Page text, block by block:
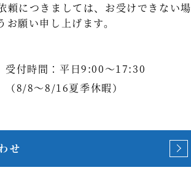
頼につきましては、お受けできない場
願い申し上げます。
受付時間：平日9:00～17:30
（8/8～8/16夏季休暇）
せ